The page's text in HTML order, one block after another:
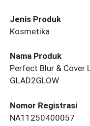
Jenis Produk
Kosmetika
Nama Produk
Perfect Blur & Cover
GLAD2GLOW
Nomor Registrasi
NA11250400057